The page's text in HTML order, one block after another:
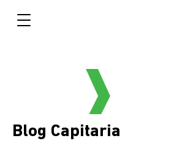
Blog Capitaria